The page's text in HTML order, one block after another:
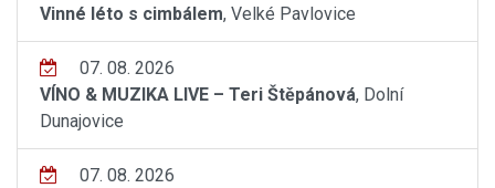
Vinné léto s cimbálem, Velké Pavlovice
07. 08. 2026
VÍNO & MUZIKA LIVE – Teri Štěpánová, Dolní
Dunajovice
07. 08. 2026